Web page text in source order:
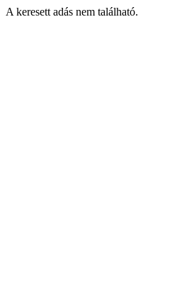
A keresett adás nem található.